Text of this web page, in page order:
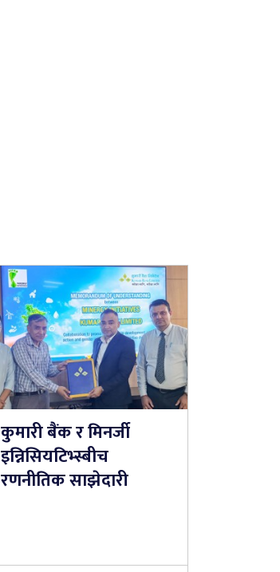
कुमारी बैंक र मिनर्जी
इन्निसियटिभ्स्बीच
रणनीतिक साझेदारी